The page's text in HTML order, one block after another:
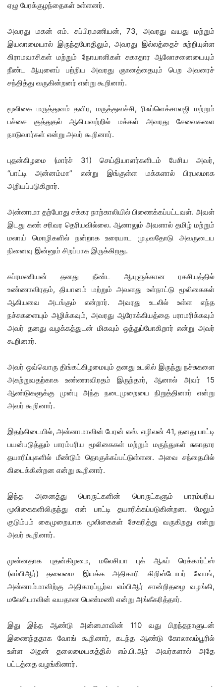
ஏழு பேரக்குழந்தைகள் உள்ளனர்.
அவரது மகன் எம். சுப்பிரமணியன், 73, அவரது வயது மற்றும்
இயலாமையால் இருந்தபோதிலும், அவரது இல்லத்தைச் சுற்றியுள்ள
கிராமவாசிகள் மற்றும் நோயாளிகள் சுகாதார ஆலோசனையையும்
நீண்ட ஆயுளைப் பற்றிய அவரது ஞானத்தையும் பெற அவரைச்
சந்தித்து வருகின்றனர் என்று கூறினார்.
மூலிகை மருத்துவம் தவிர, மருத்துவச்சி, ரிஃப்ளெக்சாலஜி மற்றும்
பச்சை குத்துதல் ஆகியவற்றில் மக்கள் அவரது சேவைகளை
நாடுவார்கள் என்று அவர் கூறினார்.
புதன்கிழமை (மார்ச் 31) செய்தியாளர்களிடம் பேசிய அவர்,
“பாட்டி அன்னம்மா” என்று இங்குள்ள மக்களால் பிரபலமாக
அறியப்படுகிறார்.
அன்னாமா தற்போது சக்கர நாற்காலியில் பிணைக்கப்பட்டவள். அவள்
இடது கண் சரிவர தெரியவில்லை. ஆனாலும் அவளால் தமிழ் மற்றும்
மலாய் மொழிகளில் நன்றாக உரையாட முடிவதோடு அவருடைய
நினைவு இன்னும் சிறப்பாக இருக்கிறது.
சுப்ரமணியன் தனது நீண்ட ஆயுளுக்கான ரகசியத்தில்
உண்ணாவிரதம், தியானம் மற்றும் அவளது உள்நாட்டு மூலிகைகள்
ஆகியவை அடங்கும் என்றார். அவரது உடலில் உள்ள எந்த
நச்சுகளையும் அழிக்கவும், அவரது ஆரோக்கியத்தை பராமரிக்கவும்
அவர் தனது வழக்கத்துடன் மிகவும் ஒத்துப்போகிறார் என்று அவர்
கூறினார்.
அவர் ஒவ்வொரு திங்கட்கிழமையும் தனது உடலில் இருந்து நச்சுகளை
அகற்றுவதற்காக உண்ணாவிரதம் இருந்தார், ஆனால் அவர் 15
ஆண்டுகளுக்கு முன்பு அந்த நடைமுறையை நிறுத்தினார் என்று
அவர் கூறினார்.
இதற்கிடையில், அன்னாமாவின் பேரன் எஸ். எழிலன் 41, தனது பாட்டி
பயன்படுத்தும் பாரம்பரிய மூலிகைகள் மற்றும் மருந்துகள் சுகாதார
தயாரிப்புகளில் மீண்டும் தொகுக்கப்பட்டுள்ளன. அவை சந்தையில்
கிடைக்கின்றன என்று கூறினார்.
இந்த அனைத்து பொருட்களின் பொருட்களும் பாரம்பரிய
மூலிகைகளிலிருந்து என் பாட்டி தயாரிக்கப்படுகின்றன. மேலும்
குடும்பம் கைமுறையாக மூலிகைகள் சேகரித்து வருகிறது என்று
அவர் கூறினார்.
முன்னதாக புதன்கிழமை, மலேசியா புக் ஆஃப் ரெக்கார்ட்ஸ்
(எம்பிஆர்) தலைமை இயக்க அதிகாரி கிறிஸ்டோபர் வோங்,
அன்னாம்மாவிற்கு அதிகாரப்பூர்வ எம்பிஆர் சான்றிதழை வழங்கி,
மலேசியாவின் வயதான பெண்மணி என்று அங்கீகரித்தார்.
இது இந்த ஆண்டு அன்னமாவின் 110 வது பிறந்தநாளுடன்
இணைந்ததாக வோங் கூறினார், கடந்த ஆண்டு கோலாலம்பூரில்
உள்ள அதன் தலைமையகத்தில் எம்.பி.ஆர் அவர்களால் அதே
பட்டத்தை வழங்கினார்.